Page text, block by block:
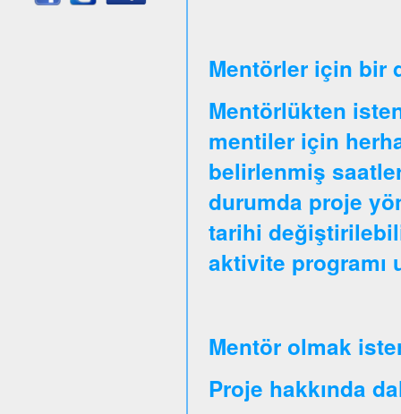
Mentörler için bir
Mentörlükten
mentiler için
belirlenmiş
durumda proje
tarihi
aktivite programı
Mentör olmak
Proje hakkında